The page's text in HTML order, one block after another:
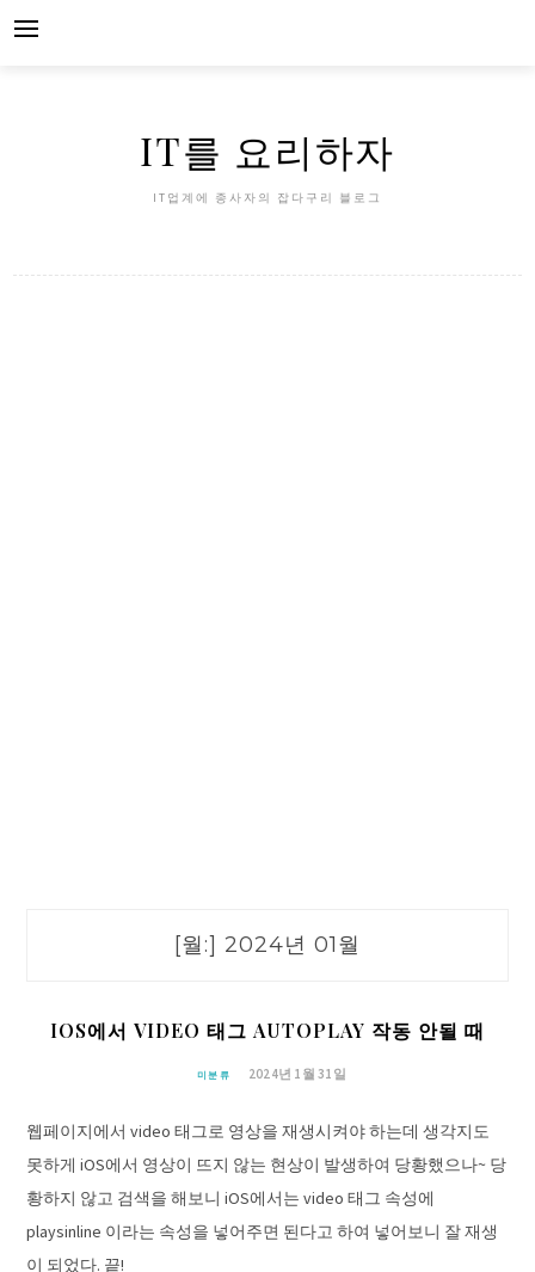
IT를 요리하자
IT업계에 종사자의 잡다구리 블로그
[월:] 2024년 01월
IOS에서 VIDEO 태그 AUTOPLAY 작동 안될 때
미분류 2024년 1월 31일
웹페이지에서 video 태그로 영상을 재생시켜야 하는데 생각지도
못하게 iOS에서 영상이 뜨지 않는 현상이 발생하여 당황했으나~ 당
황하지 않고 검색을 해보니 iOS에서는 video 태그 속성에
playsinline 이라는 속성을 넣어주면 된다고 하여 넣어보니 잘 재생
이 되었다. 끝!